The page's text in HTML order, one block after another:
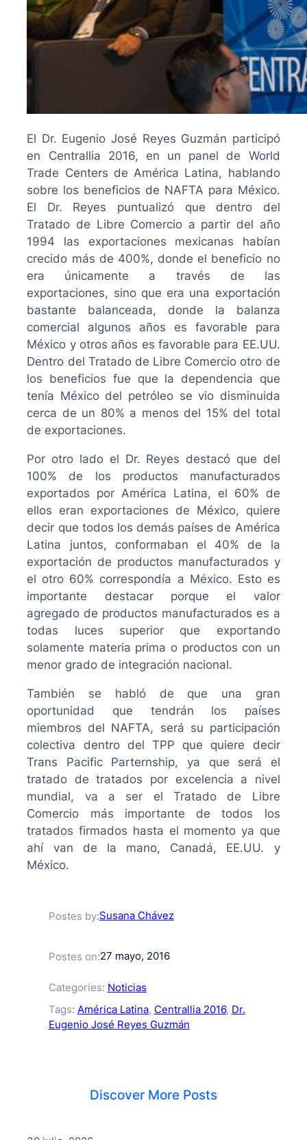
El Dr. Eugenio José Reyes Guzmán participó
en Centrallia 2016, en un panel de World
Trade Centers de América Latina, hablando
sobre los beneficios de NAFTA para México.
El Dr. Reyes puntualizó que dentro del
Tratado de Libre Comercio a partir del año
1994 las exportaciones mexicanas habían
crecido más de 400%, donde el beneficio no
era únicamente a través de las
exportaciones, sino que era una exportación
bastante balanceada, donde la balanza
comercial algunos años es favorable para
México y otros años es favorable para EE.UU.
Dentro del Tratado de Libre Comercio otro de
los beneficios fue que la dependencia que
tenía México del petróleo se vio disminuida
cerca de un 80% a menos del 15% del total
de exportaciones.
Por otro lado el Dr. Reyes destacó que del
100% de los productos manufacturados
exportados por América Latina, el 60% de
ellos eran exportaciones de México, quiere
decir que todos los demás países de América
Latina juntos, conformaban el 40% de la
exportación de productos manufacturados y
el otro 60% correspondía a México. Esto es
importante destacar porque el valor
agregado de productos manufacturados es a
todas luces superior que exportando
solamente materia prima o productos con un
menor grado de integración nacional.
También se habló de que una gran
oportunidad que tendrán los países
miembros del NAFTA, será su participación
colectiva dentro del TPP que quiere decir
Trans Pacific Parternship, ya que será el
tratado de tratados por excelencia a nivel
mundial, va a ser el Tratado de Libre
Comercio más importante de todos los
tratados firmados hasta el momento ya que
ahí van de la mano, Canadá, EE.UU. y
México.
Postes by:Susana Chávez
Postes on:27 mayo, 2016
Categories: Noticias
Tags: América Latina, Centrallia 2016, Dr.
Eugenio José Reyes Guzmán
Discover More Posts